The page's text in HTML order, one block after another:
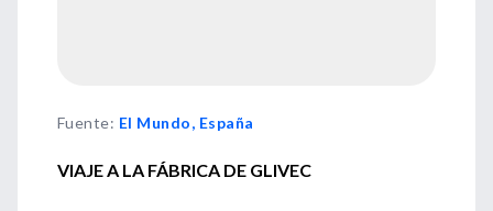
Fuente: El Mundo, España
VIAJE A LA FÁBRICA DE GLIVEC